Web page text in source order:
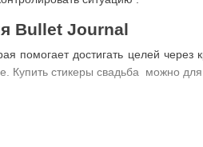
Bullet Journal
помогает достигать целей
Купить стикеры свадьба можно